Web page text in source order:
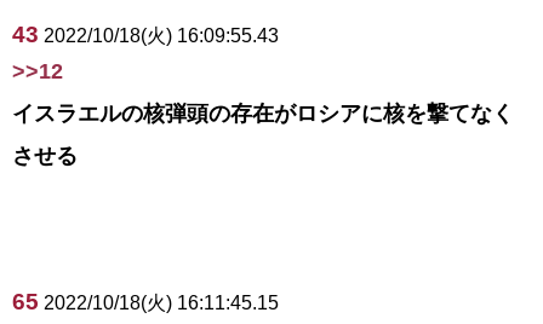
43 2022/10/18(火) 16:09:55.43
>>12
イスラエルの核弾頭の存在がロシアに核を撃てなく
させる
65 2022/10/18(火) 16:11:45.15